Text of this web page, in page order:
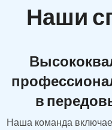
Наши
в
Наша команда